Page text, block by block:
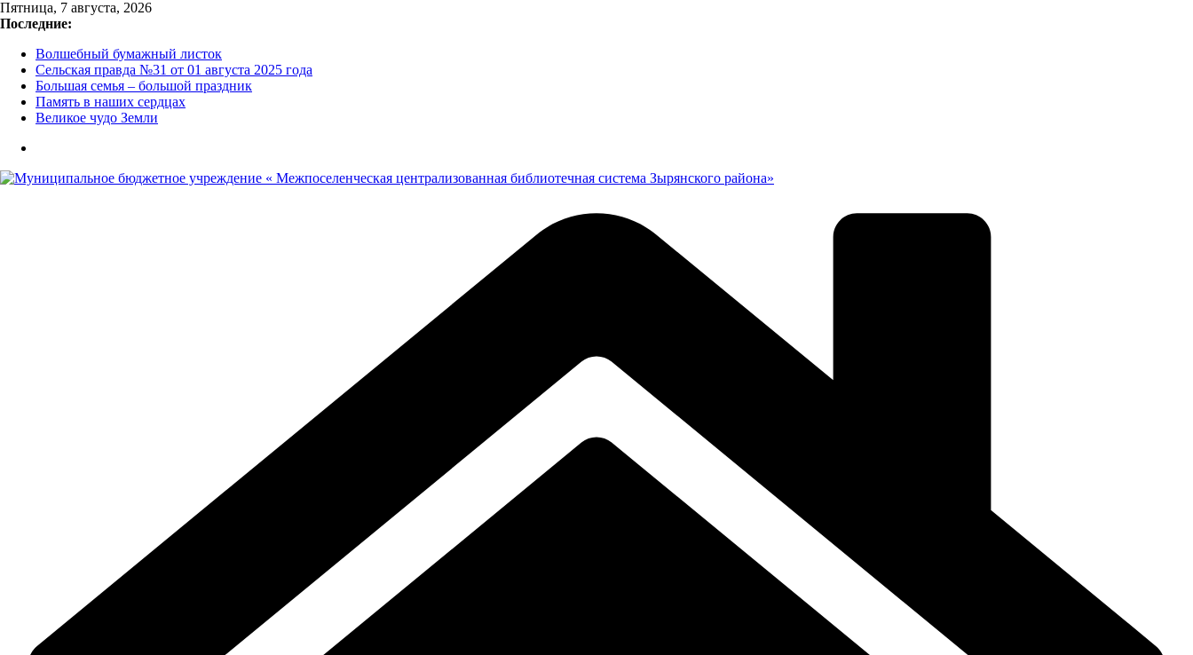
Перейти
к
Пятница, 7 августа, 2026
Последние:
Волшебный бумажный листок
Сельская правда №31 от 01 августа 2025 года
Большая семья – большой праздник
Память в наших сердцах
Великое чудо Земли